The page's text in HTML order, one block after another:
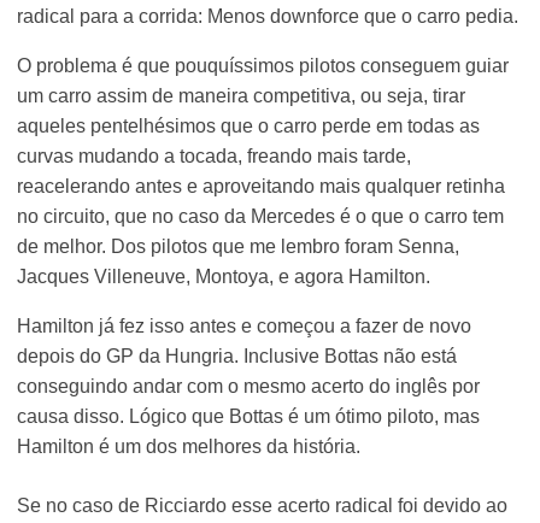
radical para a corrida: Menos downforce que o carro pedia.
O problema é que pouquíssimos pilotos conseguem guiar
um carro assim de maneira competitiva, ou seja, tirar
aqueles pentelhésimos que o carro perde em todas as
curvas mudando a tocada, freando mais tarde,
reacelerando antes e aproveitando mais qualquer retinha
no circuito, que no caso da Mercedes é o que o carro tem
de melhor. Dos pilotos que me lembro foram Senna,
Jacques Villeneuve, Montoya, e agora Hamilton.
Hamilton já fez isso antes e começou a fazer de novo
depois do GP da Hungria. Inclusive Bottas não está
conseguindo andar com o mesmo acerto do inglês por
causa disso. Lógico que Bottas é um ótimo piloto, mas
Hamilton é um dos melhores da história.
Se no caso de Ricciardo esse acerto radical foi devido ao